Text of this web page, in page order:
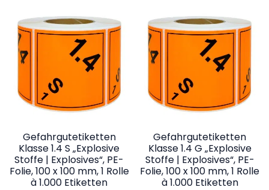
Gefahrgutetiketten
Klasse 1.4 S „Explosive
Stoffe | Explosives“, PE-
Folie, 100 x 100 mm, 1 Rolle
à 1.000 Etiketten
Gefahrgutetiketten
Klasse 1.4 G „Explosive
Stoffe | Explosives“, PE-
Folie, 100 x 100 mm, 1 Rolle
à 1.000 Etiketten